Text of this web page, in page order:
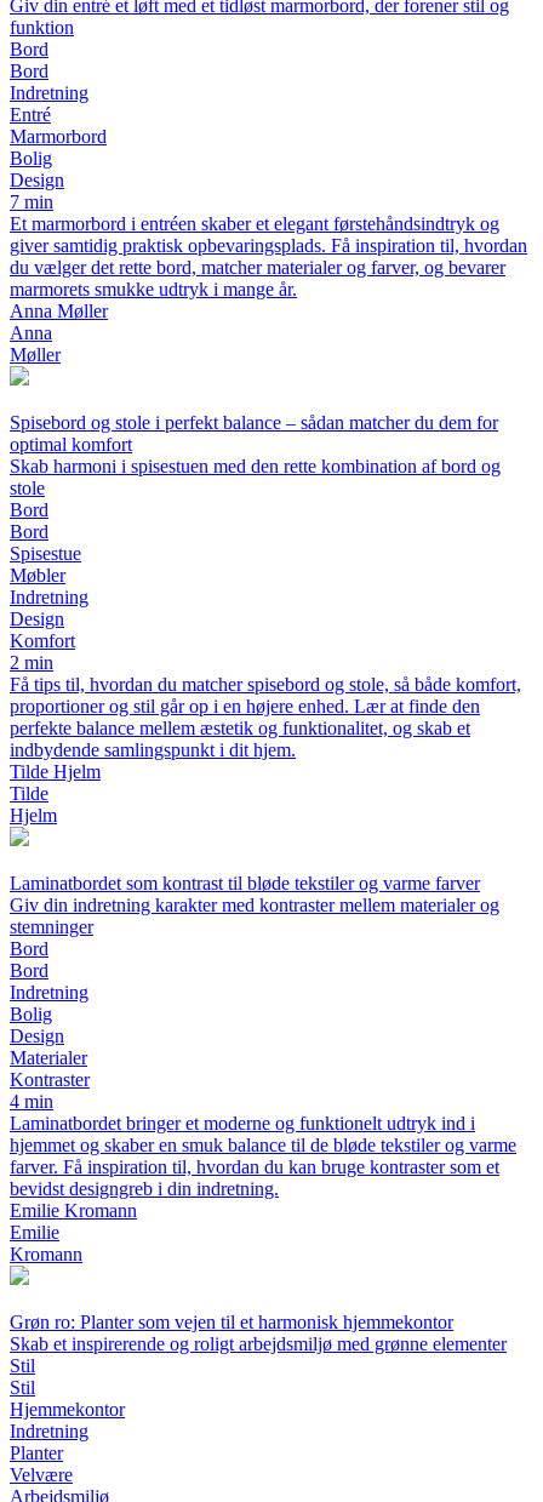
Giv din entré et løft med et tidløst marmorbord, der forener stil og
funktion
Bord
Bord
Indretning
Entré
Marmorbord
Bolig
Design
7 min
Et marmorbord i entréen skaber et elegant førstehåndsindtryk og
giver samtidig praktisk opbevaringsplads. Få inspiration til, hvordan
du vælger det rette bord, matcher materialer og farver, og bevarer
marmorets smukke udtryk i mange år.
Anna Møller
Anna
Møller
Spisebord og stole i perfekt balance – sådan matcher du dem for
optimal komfort
Skab harmoni i spisestuen med den rette kombination af bord og
stole
Bord
Bord
Spisestue
Møbler
Indretning
Design
Komfort
2 min
Få tips til, hvordan du matcher spisebord og stole, så både komfort,
proportioner og stil går op i en højere enhed. Lær at finde den
perfekte balance mellem æstetik og funktionalitet, og skab et
indbydende samlingspunkt i dit hjem.
Tilde Hjelm
Tilde
Hjelm
Laminatbordet som kontrast til bløde tekstiler og varme farver
Giv din indretning karakter med kontraster mellem materialer og
stemninger
Bord
Bord
Indretning
Bolig
Design
Materialer
Kontraster
4 min
Laminatbordet bringer et moderne og funktionelt udtryk ind i
hjemmet og skaber en smuk balance til de bløde tekstiler og varme
farver. Få inspiration til, hvordan du kan bruge kontraster som et
bevidst designgreb i din indretning.
Emilie Kromann
Emilie
Kromann
Grøn ro: Planter som vejen til et harmonisk hjemmekontor
Skab et inspirerende og roligt arbejdsmiljø med grønne elementer
Stil
Stil
Hjemmekontor
Indretning
Planter
Velvære
Arbejdsmiljø